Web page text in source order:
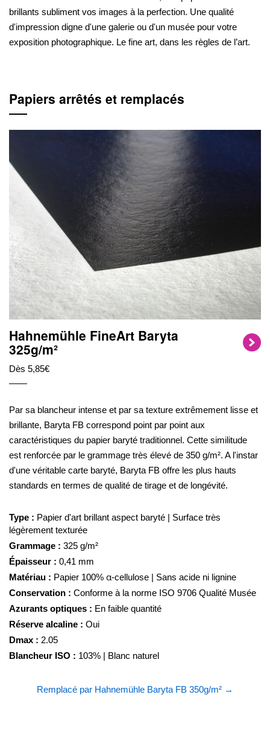
brillants subliment vos images à la perfection. Une qualité
d'impression digne d'une galerie ou d'un musée pour votre
exposition photographique. Le fine art, dans les règles de l’art.
Papiers arrêtés et remplacés
Hahnemühle FineArt Baryta
325g/m²
Dès 5,85€
Par sa blancheur intense et par sa texture extrêmement lisse et
brillante, Baryta FB correspond point par point aux
caractéristiques du papier baryté traditionnel. Cette similitude
est renforcée par le grammage très élevé de 350 g/m². A l'instar
d'une véritable carte baryté, Baryta FB offre les plus hauts
standards en termes de qualité de tirage et de longévité.
Type : Papier d'art brillant aspect baryté | Surface très
légèrement texturée
Grammage : 325 g/m²
Épaisseur : 0,41 mm
Matériau : Papier 100% α-cellulose | Sans acide ni lignine
Conservation : Conforme à la norme ISO 9706 Qualité Musée
Azurants optiques : En faible quantité
Réserve alcaline : Oui
Dmax : 2.05
Blancheur ISO : 103% | Blanc naturel
Remplacé par Hahnemühle Baryta FB 350g/m² →